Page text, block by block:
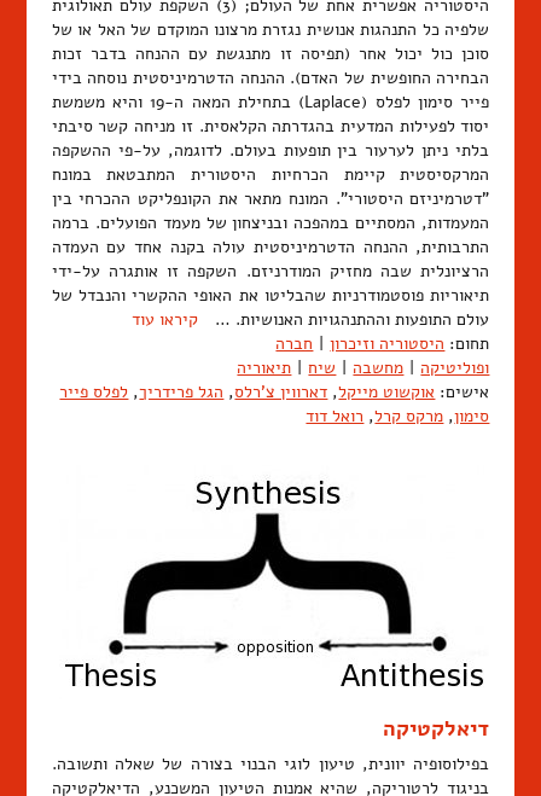
היסטוריה אפשרית אחת של העולם; (3) השקפת עולם תאולוגית
שלפיה כל התנהגות אנושית נגזרת מרצונו המוקדם של האל או של
סוכן כול יכול אחר (תפיסה זו מתנגשת עם ההנחה בדבר זכות
הבחירה החופשית של האדם). ההנחה הדטרמיניסטית נוסחה בידי
פייר סימון לפלס (Laplace) בתחילת המאה ה-19 והיא משמשת
יסוד לפעילות המדעית בהגדרתה הקלאסית. זו מניחה קשר סיבתי
בלתי ניתן לערעור בין תופעות בעולם. לדוגמה, על-פי ההשקפה
המרקסיסטית קיימת הכרחיות היסטורית המתבטאת במונח
"דטרמיניזם היסטורי". המונח מתאר את הקונפליקט ההכרחי בין
המעמדות, המסתיים במהפכה ובניצחון של מעמד הפועלים. ברמה
התרבותית, ההנחה הדטרמיניסטית עולה בקנה אחד עם העמדה
הרציונלית שבה מחזיק המודרניזם. השקפה זו אותגרה על-ידי
תיאוריות פוסטמודרניות שהבליטו את האופי ההקשרי והנבדל של
עולם התופעות וההתנהגויות האנושיות. … קיראו עוד
תחום: היסטוריה וזיכרון | חברה
ופוליטיקה | מחשבה | שיח | תיאוריה
אישים: אוקשוט מייקל, דארווין צ'רלס, הגל פרידריך, לפלס פייר
סימון, מרקס קרל, רואל דוד
דיאלקטיקה
בפילוסופיה יוונית, טיעון לוגי הבנוי בצורה של שאלה ותשובה.
בניגוד לרטוריקה, שהיא אמנות הטיעון המשכנע, הדיאלקטיקה